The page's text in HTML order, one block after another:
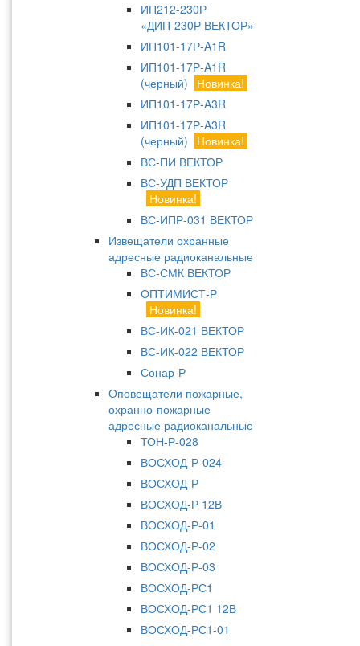
ИП212-230Р
«ДИП-230Р ВЕКТОР»
ИП101-17Р-A1R
ИП101-17Р-A1R
(черный)
Новинка!
ИП101-17Р-A3R
ИП101-17Р-A3R
(черный)
Новинка!
ВС-ПИ ВЕКТОР
ВС-УДП ВЕКТОР
Новинка!
ВС-ИПР-031 ВЕКТОР
Извещатели охранные
адресные радиоканальные
ВС-СМК ВЕКТОР
ОПТИМИСТ-Р
Новинка!
ВС-ИК-021 ВЕКТОР
ВС-ИК-022 ВЕКТОР
Сонар-Р
Оповещатели пожарные,
охранно-пожарные
адресные радиоканальные
ТОН-Р-028
ВОСХОД-Р-024
ВОСХОД-Р
ВОСХОД-Р 12В
ВОСХОД-Р-01
ВОСХОД-Р-02
ВОСХОД-Р-03
ВОСХОД-РС1
ВОСХОД-РС1 12В
ВОСХОД-РС1-01